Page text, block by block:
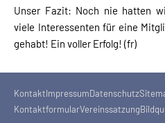
Unser Fazit: Noch nie hatten
viele Interessenten für eine
gehabt! Ein voller Erfolg! (fr)
KontaktImpressumDatenschutz
KontaktformularVereinssatzung